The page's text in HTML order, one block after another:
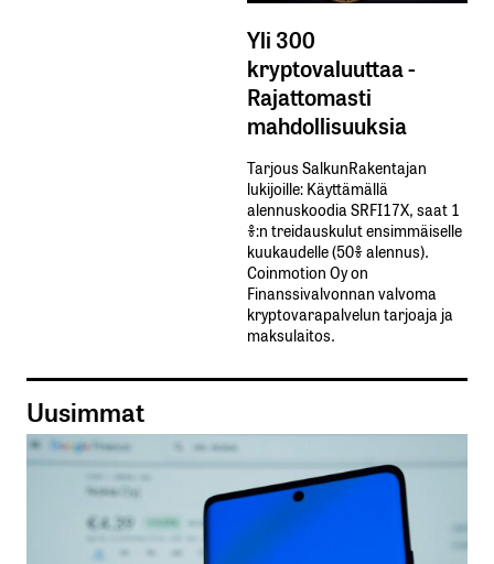
Yli 300
kryptovaluuttaa -
Rajattomasti
mahdollisuuksia
Tarjous SalkunRakentajan
lukijoille: Käyttämällä​ ​
alennuskoodia​ ​SRFI17X,​ ​saat​ ​1
%:n treidauskulut​ ​ensimmäiselle​ ​
kuukaudelle​ ​(50%​ ​alennus).
Coinmotion Oy on
Finanssivalvonnan valvoma
kryptovarapalvelun tarjoaja ja
maksulaitos.
Uusimmat